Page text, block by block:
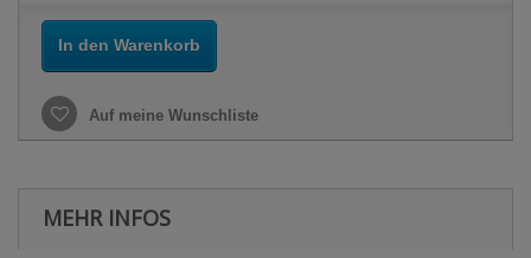
In den Warenkorb
Auf meine Wunschliste
MEHR INFOS